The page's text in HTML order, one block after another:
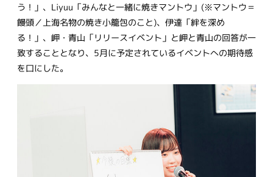
う！」、Liyuu「みんなと一緒に焼きマントウ」(※マントウ＝
饅頭／上海名物の焼き小籠包のこと)、伊達「絆を深め
る！」、岬・青山「リリースイベント」と岬と青山の回答が一
致することとなり、5月に予定されているイベントへの期待感
を口にした。